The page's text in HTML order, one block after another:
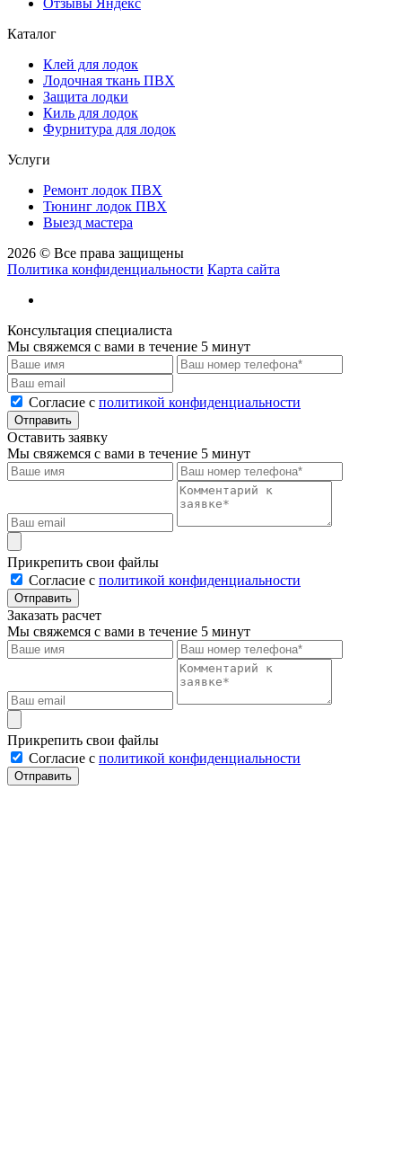
Отзывы Яндекс
Каталог
Клей для лодок
Лодочная ткань ПВХ
Защита лодки
Киль для лодок
Фурнитура для лодок
Услуги
Ремонт лодок ПВХ
Тюнинг лодок ПВХ
Выезд мастера
2026 © Все права защищены
Политика конфиденциальности Карта сайта
Консультация специалиста
Мы свяжемся с вами в течение 5 минут
Cогласие с политикой конфиденциальности
Отправить
Оставить заявку
Мы свяжемся с вами в течение 5 минут
Прикрепить свои файлы
Cогласие с политикой конфиденциальности
Отправить
Заказать расчет
Мы свяжемся с вами в течение 5 минут
Прикрепить свои файлы
Cогласие с политикой конфиденциальности
Отправить